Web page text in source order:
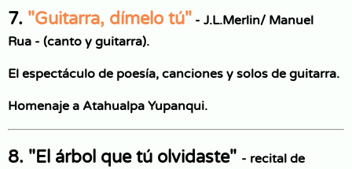
7. "Guitarra, dímelo tú" - J.L.Merlin/ Manuel
Rua - (canto y guitarra).
El espectáculo de poesía, canciones y solos de guitarra.
Homenaje a Atahualpa Yupanqui.
8. "El árbol que tú olvidaste" - recital de